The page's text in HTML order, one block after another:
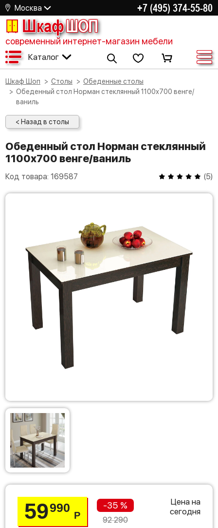
Москва +7 (495) 374-55-80
ШкафШОП
современный интернет-магазин мебели
Каталог
Шкаф Шоп Столы
Обеденные столы
Обеденный стол Норман стеклянный 1100х700 венге/
ваниль
< Назад в столы
Обеденный стол Норман стеклянный
1100х700 венге/ваниль
Код товара: 169587 (5)
59990
Р
-35 %
92 290
Цена на
сегодня